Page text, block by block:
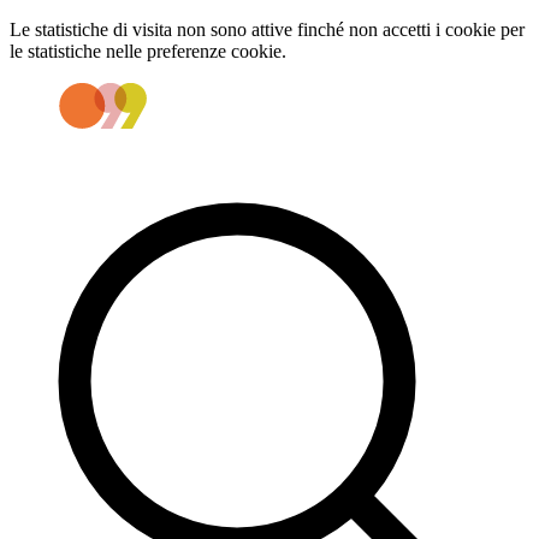
Le statistiche di visita non sono attive finché non accetti i cookie per
le statistiche nelle preferenze cookie.